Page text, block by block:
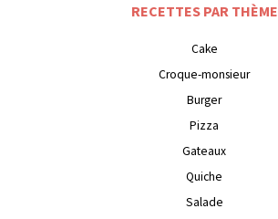
RECETTES PAR THÈME
Cake
Croque-monsieur
Burger
Pizza
Gateaux
Quiche
Salade